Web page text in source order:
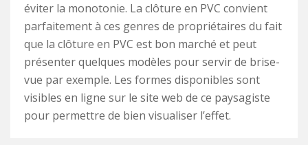
éviter la monotonie. La clôture en PVC convient
parfaitement à ces genres de propriétaires du fait
que la clôture en PVC est bon marché et peut
présenter quelques modèles pour servir de brise-
vue par exemple. Les formes disponibles sont
visibles en ligne sur le site web de ce paysagiste
pour permettre de bien visualiser l’effet.